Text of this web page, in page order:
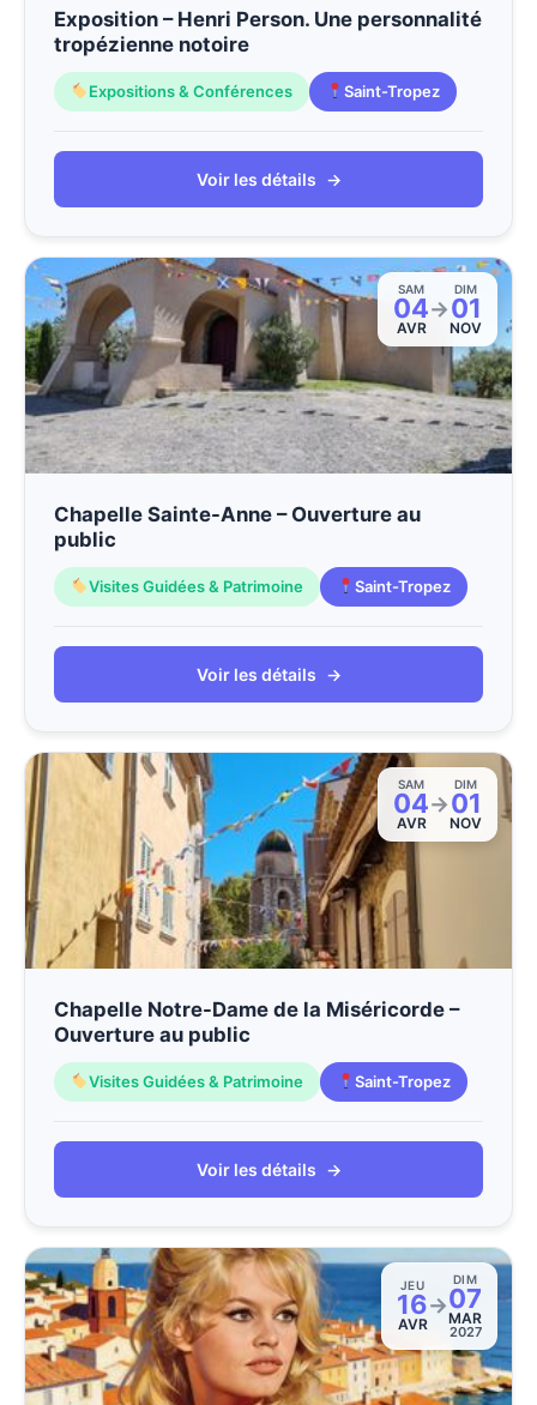
Exposition – Henri Person. Une personnalité
tropézienne notoire
Expositions & Conférences Saint-Tropez
Voir les détails →
SAM
04
AVR
→
DIM
01
NOV
Chapelle Sainte-Anne – Ouverture au
public
Visites Guidées & Patrimoine Saint-Tropez
Voir les détails →
SAM
04
AVR
→
DIM
01
NOV
Chapelle Notre-Dame de la Miséricorde –
Ouverture au public
Visites Guidées & Patrimoine Saint-Tropez
Voir les détails →
JEU
16
AVR
→
DIM
07
MAR
2027